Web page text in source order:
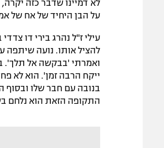
לא דמיינו שדבר כזה יקרה,
על הבן היחיד של אח של
עילי ז"ל נהרג בירי דו
להציל אותו. נועה
ואמרתי 'בבקשה אל תלך'.
ייקח הרבה זמן'. הוא לא
בנובה עם חבר שלו ובסוף
התקופה הזאת הוא נלחם